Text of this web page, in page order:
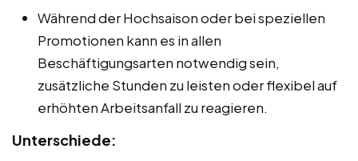
Während der Hochsaison oder bei speziellen
Promotionen kann es in allen
Beschäftigungsarten notwendig sein,
zusätzliche Stunden zu leisten oder flexibel auf
erhöhten Arbeitsanfall zu reagieren.
Unterschiede: